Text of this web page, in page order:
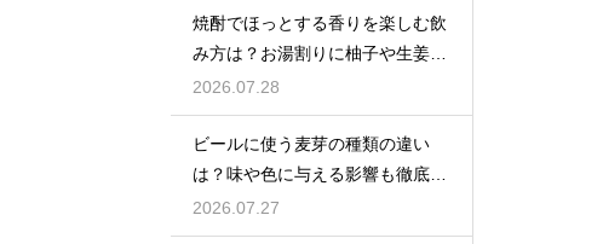
焼酎でほっとする香りを楽しむ飲
み方は？お湯割りに柚子や生姜を
加えてリラックス効果を実感
2026.07.28
ビールに使う麦芽の種類の違い
は？味や色に与える影響も徹底解
説
2026.07.27